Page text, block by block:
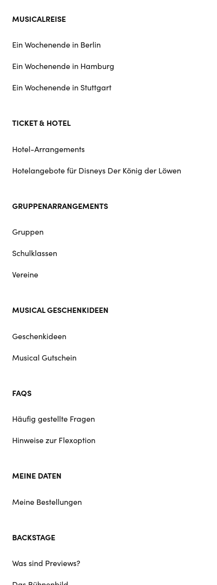
MUSICALREISE
Ein Wochenende in Berlin
Ein Wochenende in Hamburg
Ein Wochenende in Stuttgart
TICKET & HOTEL
Hotel-Arrangements
Hotelangebote für Disneys Der König der Löwen
GRUPPENARRANGEMENTS
Gruppen
Schulklassen
Vereine
MUSICAL GESCHENKIDEEN
Geschenkideen
Musical Gutschein
FAQS
Häufig gestellte Fragen
Hinweise zur Flexoption
MEINE DATEN
Meine Bestellungen
BACKSTAGE
Was sind Previews?